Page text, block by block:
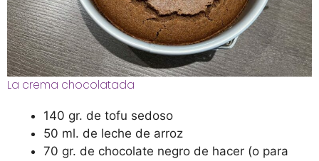
La crema chocolatada
140 gr. de tofu sedoso
50 ml. de leche de arroz
70 gr. de chocolate negro de hacer (o para